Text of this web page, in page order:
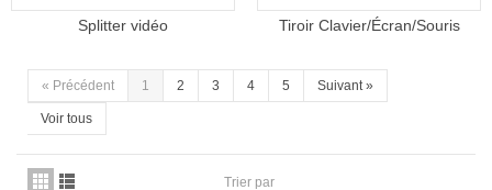
Splitter vidéo Tiroir Clavier/Écran/Souris
« Précédent 1 2 3 4 5 Suivant»
Voir tous
Trier par